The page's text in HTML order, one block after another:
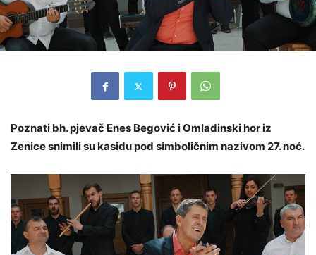
Poznati bh. pjevač Enes Begović i Omladinski hor iz
Zenice snimili su kasidu pod simboličnim nazivom 27. noć.